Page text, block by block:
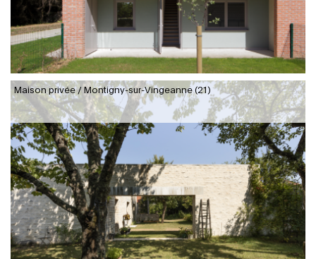
Maison privée / Montigny-sur-Vingeanne (21)